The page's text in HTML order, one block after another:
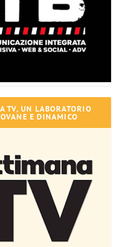
TV, UN LABORATORIO
E DINAMICO